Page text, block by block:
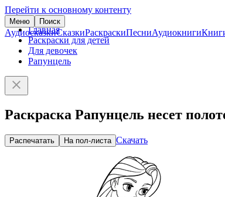
Перейти к основному контенту
Меню Поиск
АудиосказкиСказкиРаскраскиПесниАудиокниги
Главная
Раскраски для детей
Для девочек
Рапунцель
Раскраска Рапунцель несет
Распечатать На пол-листа Скачать